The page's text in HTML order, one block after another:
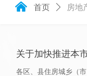
낀 首页 ꄲ 房地
关于加快推进本
各区、县住房城乡（